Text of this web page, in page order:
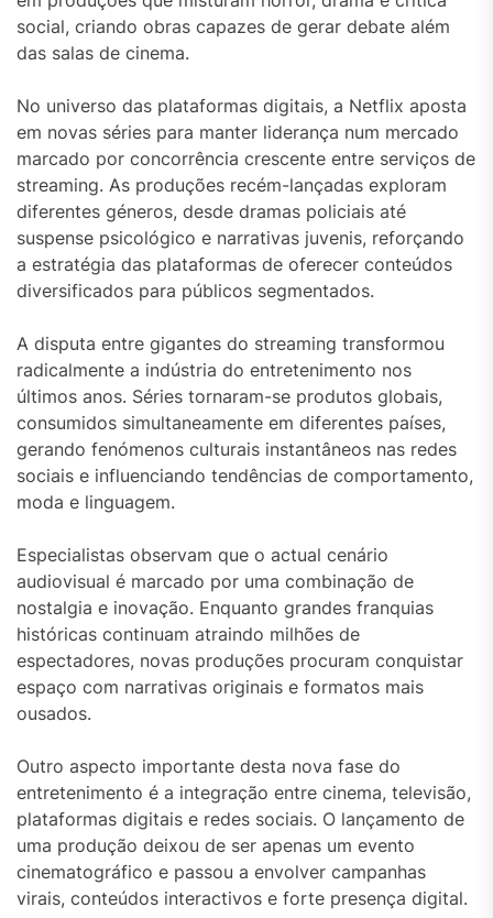
social, criando obras capazes de gerar debate além
das salas de cinema.
No universo das plataformas digitais, a Netflix aposta
em novas séries para manter liderança num mercado
marcado por concorrência crescente entre serviços de
streaming. As produções recém-lançadas exploram
diferentes géneros, desde dramas policiais até
suspense psicológico e narrativas juvenis, reforçando
a estratégia das plataformas de oferecer conteúdos
diversificados para públicos segmentados.
A disputa entre gigantes do streaming transformou
radicalmente a indústria do entretenimento nos
últimos anos. Séries tornaram-se produtos globais,
consumidos simultaneamente em diferentes países,
gerando fenómenos culturais instantâneos nas redes
sociais e influenciando tendências de comportamento,
moda e linguagem.
Especialistas observam que o actual cenário
audiovisual é marcado por uma combinação de
nostalgia e inovação. Enquanto grandes franquias
históricas continuam atraindo milhões de
espectadores, novas produções procuram conquistar
espaço com narrativas originais e formatos mais
ousados.
Outro aspecto importante desta nova fase do
entretenimento é a integração entre cinema, televisão,
plataformas digitais e redes sociais. O lançamento de
uma produção deixou de ser apenas um evento
cinematográfico e passou a envolver campanhas
virais, conteúdos interactivos e forte presença digital.